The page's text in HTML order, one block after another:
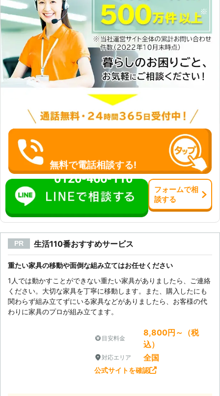
無料で電話相談する!
0120-466-110
フォームで相
談する
PR 生活110番おすすめサービス
重たい家具の移動や面倒な組み立てはお任せください
1人では動かすことができない重たい家具がありましたら、ご連絡
ください。大切な家具を丁寧に移動します。また、購入したにも
関わらず組み立てずにいる家具などがありましたら、お客様の代
わりに家具のプロが組み立てます。
目安料金
8,800円～（税
込）
対応エリア 全国
公式サイトを確認